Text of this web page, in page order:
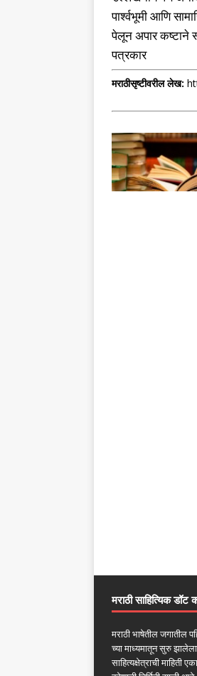
पार्श्वभूमी आणि
पेलून अपार कष्टाने
पत्रकार
मराठीसृष्टीवरील लेख:
मराठी साहित्यिक डॉट
मराठी भाषेतील जगातील
च्या माध्यमातून सुरु
साहित्यक्षेत्राची माहिती